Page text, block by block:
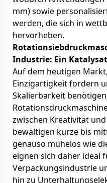
mm) sowie
werden, die sich in
hervorheben.
Industrie: Ein
Auf dem heutigen
Einzigartigkeit fordern
Skalierbarkeit
zwischen Kreativität
bewältigen kurze bis
genauso mühelos wie
eignen sich daher ideal
Verpackungsindustrie
hin zu